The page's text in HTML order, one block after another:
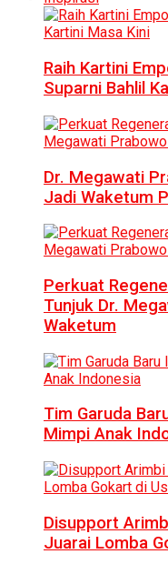
Raih Kartini
Suparni Bahlil
Dr. Megawati
Jadi Waketum
Perkuat
Tunjuk Dr.
Waketum
Tim Garuda
Mimpi Anak
Disupport
Juarai Lomba